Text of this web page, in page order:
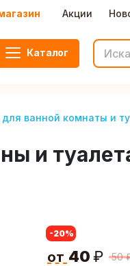
Акции
Каталог
ванной комнаты и
и
-20%
50
от 40 ₽